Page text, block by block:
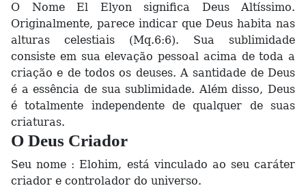
O Nome El Elyon significa Deus Altíssimo.
Originalmente, parece indicar que Deus habita nas
alturas celestiais (Mq.6:6). Sua sublimidade
consiste em sua elevação pessoal acima de toda a
criação e de todos os deuses. A santidade de Deus
é a essência de sua sublimidade. Além disso, Deus
é totalmente independente de qualquer de suas
criaturas.
O Deus Criador
Seu nome : Elohim, está vinculado ao seu caráter
criador e controlador do universo.